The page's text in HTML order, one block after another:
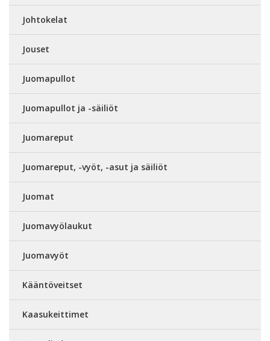
Johtokelat
Jouset
Juomapullot
Juomapullot ja -säiliöt
Juomareput
Juomareput, -vyöt, -asut ja säiliöt
Juomat
Juomavyölaukut
Juomavyöt
Kääntöveitset
Kaasukeittimet